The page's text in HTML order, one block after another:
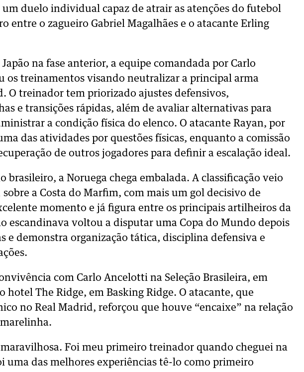
duelo individual capaz de atrair as atenções do futebol
entre o zagueiro Gabriel Magalhães e o atacante Erling
na fase anterior, a equipe comandada por Carlo
os treinamentos visando neutralizar a principal arma
O treinador tem priorizado ajustes defensivos,
e transições rápidas, além de avaliar alternativas para
a condição física do elenco. O atacante Rayan, por
das atividades por questões físicas, enquanto a comissão
de outros jogadores para definir a escalação ideal.
brasileiro, a Noruega chega embalada. A classificação veio
a Costa do Marfim, com mais um gol decisivo de
momento e já figura entre os principais artilheiros da
escandinava voltou a disputar uma Copa do Mundo depois
e demonstra organização tática, disciplina defensiva e
com Carlo Ancelotti na Seleção Brasileira, em
hotel The Ridge, em Basking Ridge. O atacante, que
no Real Madrid, reforçou que houve “encaixe” na relação
Foi meu primeiro treinador quando cheguei na
uma das melhores experiências tê-lo como primeiro